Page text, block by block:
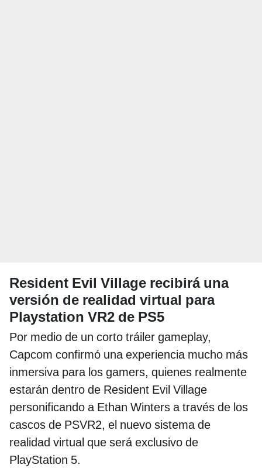
Resident Evil Village recibirá una
versión de realidad virtual para
Playstation VR2 de PS5
Por medio de un corto tráiler gameplay,
Capcom confirmó una experiencia mucho más
inmersiva para los gamers, quienes realmente
estarán dentro de Resident Evil Village
personificando a Ethan Winters a través de los
cascos de PSVR2, el nuevo sistema de
realidad virtual que será exclusivo de
PlayStation 5.